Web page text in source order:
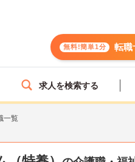
無料!簡単1分 転職
求人を検索する
一覧